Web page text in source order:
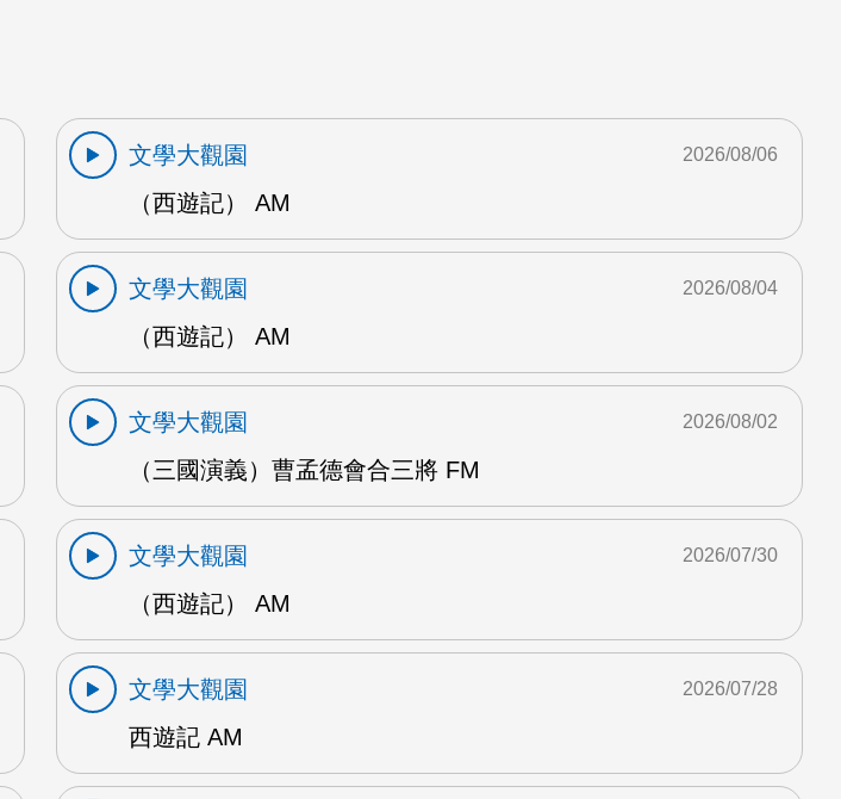
文學大觀園
（西遊記） AM
2026/08/06
文學大觀園
（西遊記） AM
2026/08/04
文學大觀園
（三國演義）曹孟德會合三將 FM
2026/08/02
文學大觀園
（西遊記） AM
2026/07/30
文學大觀園
西遊記 AM
2026/07/28